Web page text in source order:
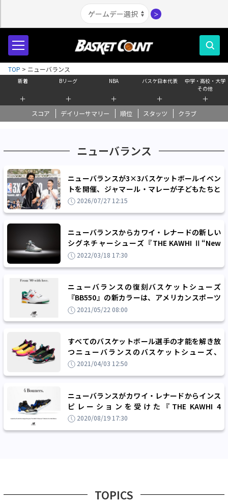
＞
新着
＋
Bリーグ
＋
NBA
＋
バスケ日本代表
＋
中学・高校・大学
その他
＋
スコア デイリーサマリー 順位 スタッツ クラブ
TOP > ニューバランス
ニューバランス
ニューバランスが3×3バスケットボールイベン
トを開催、ジャマール・マレーが子どもたちと
触れ合う夢の2日間に
2026/07/27 12:15
ニューバランスからカワイ・レナードの新しい
シグネチャーシューズ『THE KAWHI Ⅱ“New
Money”』が登場
2022/03/18 17:30
ニューバランスの復刻バスケットシューズ
『BB550』の新カラーは、アメリカンスポーツ
カルチャーから着想を得た一足に
2021/05/22 08:00
すべてのバスケットボール選手の才能を解き放
つニューバランスのバスケットシューズ、
『TWO WXY』の新カラーが登場
2021/04/03 12:50
ニューバランスがカワイ・レナードからインス
ピレーションを受けた『THE KAWHI 4
Bounces』を発売
2020/08/19 17:30
TOPICS